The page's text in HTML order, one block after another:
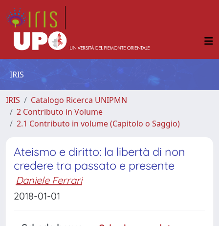
IRIS
IRIS
Catalogo Ricerca UNIPMN
2 Contributo in Volume
2.1 Contributo in volume (Capitolo o Saggio)
Ateismo e diritto: la libertà di non
credere tra passato e presente
Daniele Ferrari
2018-01-01